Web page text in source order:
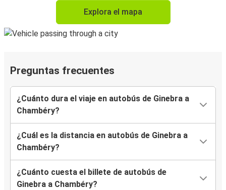
Explora el mapa
Preguntas frecuentes
¿Cuánto dura el viaje en autobús de Ginebra a
Chambéry?
¿Cuál es la distancia en autobús de Ginebra a
Chambéry?
¿Cuánto cuesta el billete de autobús de
Ginebra a Chambéry?